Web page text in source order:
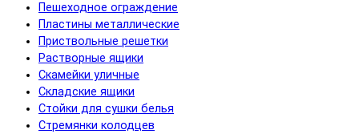
Пешеходное ограждение
Пластины металлические
Приствольные решетки
Растворные ящики
Скамейки уличные
Складские ящики
Стойки для сушки белья
Стремянки колодцев